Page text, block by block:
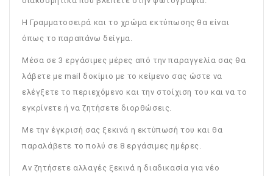
Η Γραμματοσειρά και το χρώμα εκτύπωσης θα είναι
όπως το παραπάνω δείγμα.
Μέσα σε 3 εργάσιμες μέρες από την παραγγελία σας θα
λάβετε με mail δοκίμιο με το κείμενο σας ώστε να
ελέγξετε το περιεχόμενο και την στοίχιση του και να το
εγκρίνετε ή να ζητήσετε διορθώσεις.
Με την έγκρισή σας ξεκινά η εκτύπωσή του και θα
παραλάβετε το πολύ σε 8 εργάσιμες ημέρες.
Αν ζητήσετε αλλαγές ξεκινά η διαδικασία για νέο